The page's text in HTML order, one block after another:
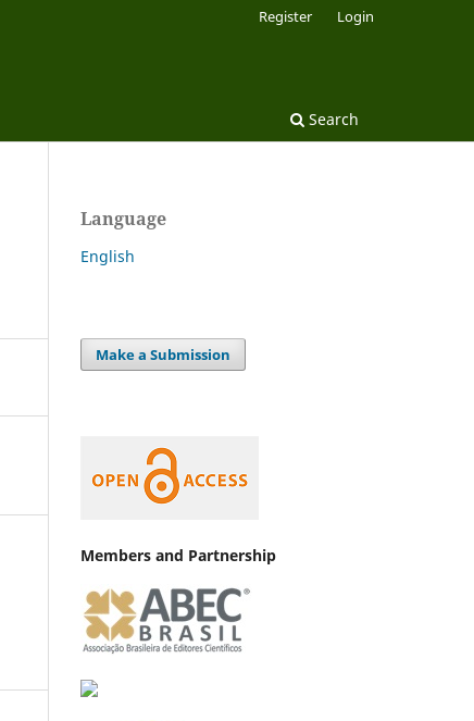
Search
Register Login
Language
English
Make a Submission
Members and Partnership